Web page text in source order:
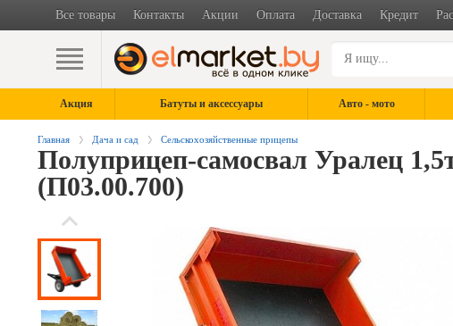
Все товары Контакты Акции Оплата Доставка Кредит
Акция Батуты и аксессуары Авто - мото
Главная Дача и сад Сельскохозяйственные прицепы
Полуприцеп-самосвал Уралец
(П03.00.700)